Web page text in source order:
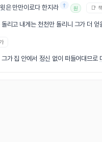
은 만만이로다 한지라 † 원 📑
돌리고 내게는천천만 돌리니 그가 더 얻
가 집 안에서 정신 없이 떠들어대므로